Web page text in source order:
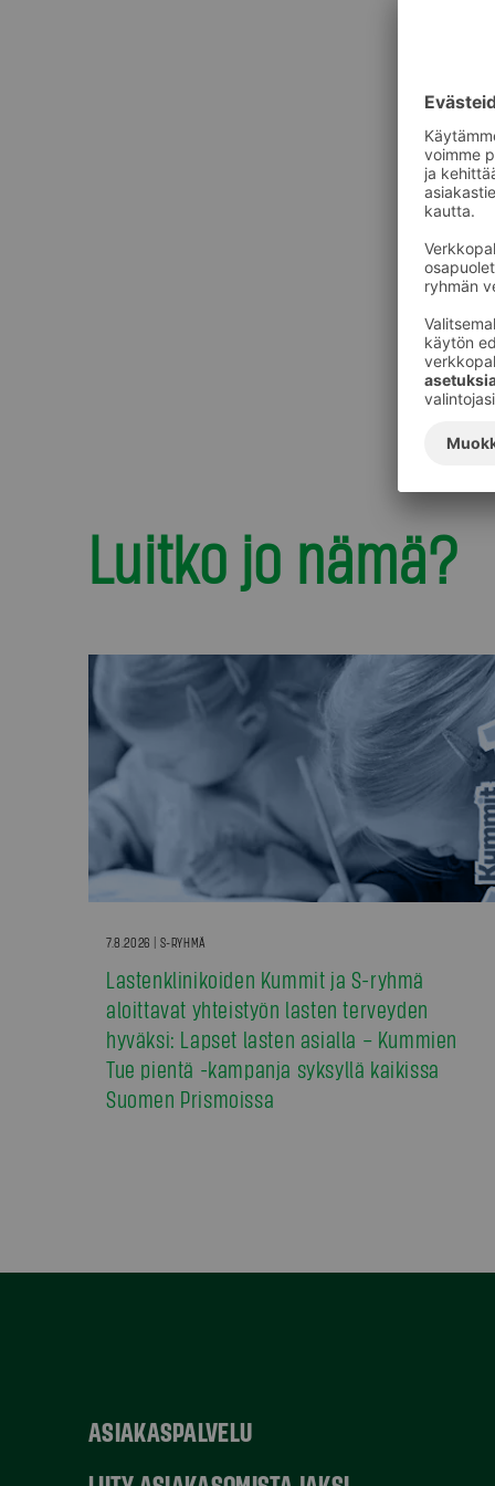
Luitko jo nämä?
7.8.2026 | S-RYHMÄ
Lastenklinikoiden Kummit ja S-ryhmä
aloittavat yhteistyön lasten terveyden
hyväksi: Lapset lasten asialla – Kummien
Tue pientä -kampanja syksyllä kaikissa
Suomen Prismoissa
ASIAKASPALVELU